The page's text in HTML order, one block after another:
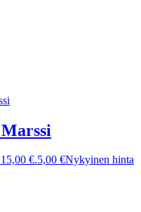
€.5,00 €Nykyinen hinta